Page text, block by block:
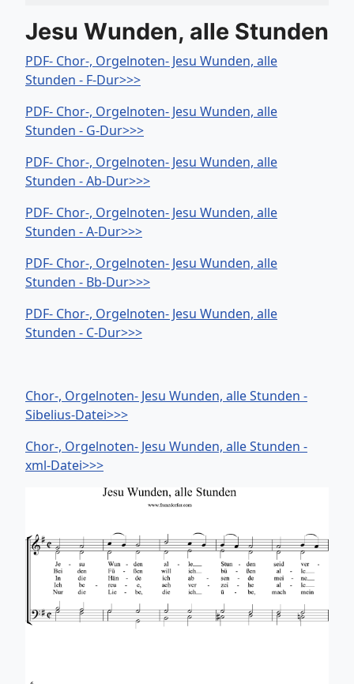
Jesu Wunden, alle Stunden
PDF- Chor-, Orgelnoten- Jesu Wunden, alle
Stunden - F-Dur>>>
PDF- Chor-, Orgelnoten- Jesu Wunden, alle
Stunden - G-Dur>>>
PDF- Chor-, Orgelnoten- Jesu Wunden, alle
Stunden - Ab-Dur>>>
PDF- Chor-, Orgelnoten- Jesu Wunden, alle
Stunden - A-Dur>>>
PDF- Chor-, Orgelnoten- Jesu Wunden, alle
Stunden - Bb-Dur>>>
PDF- Chor-, Orgelnoten- Jesu Wunden, alle
Stunden - C-Dur>>>
Chor-, Orgelnoten- Jesu Wunden, alle Stunden -
Sibelius-Datei>>>
Chor-, Orgelnoten- Jesu Wunden, alle Stunden -
xml-Datei>>>